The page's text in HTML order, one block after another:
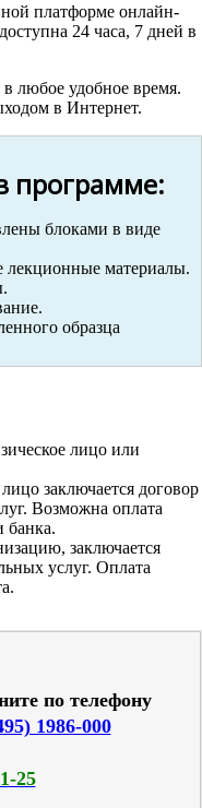
платформе онлайн-
24 часа, 7 дней в
любое удобное время.
в Интернет.
программе:
блоками в виде
лекционные материалы.
образца
лицо или
заключается договор
Возможна оплата
банка.
заключается
услуг. Оплата
по телефону
1986-000
25